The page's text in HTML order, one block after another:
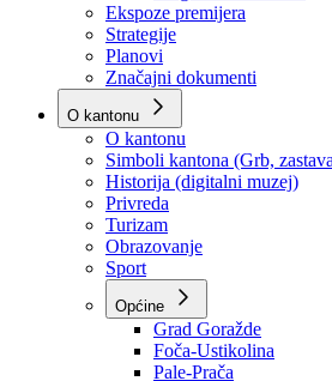
Vlada
Poslovnik
Program rada Vlade
Ekspoze premijera
Strategije
Planovi
Značajni dokumenti
O kantonu
O kantonu
Simboli kantona (Grb, zastava)
Historija (digitalni muzej)
Privreda
Turizam
Obrazovanje
Sport
Općine